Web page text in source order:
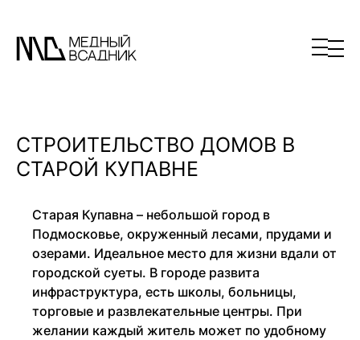
СТРОИТЕЛЬСТВО ДОМОВ В
СТАРОЙ КУПАВНЕ
Старая Купавна – небольшой город в
Подмосковье, окруженный лесами, прудами и
озерами. Идеальное место для жизни вдали от
городской суеты. В городе развита
инфраструктура, есть школы, больницы,
торговые и развлекательные центры. При
желании каждый житель может по удобному